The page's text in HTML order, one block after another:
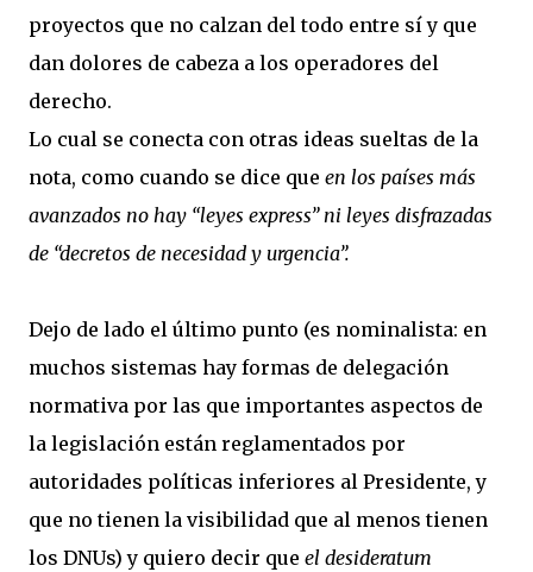
proyectos que no calzan del todo entre sí y que
dan dolores de cabeza a los operadores del
derecho.
Lo cual se conecta con otras ideas sueltas de la
nota, como cuando se dice que en los países más
avanzados no hay “leyes express” ni leyes disfrazadas
de “decretos de necesidad y urgencia”.
Dejo de lado el último punto (es nominalista: en
muchos sistemas hay formas de delegación
normativa por las que importantes aspectos de
la legislación están reglamentados por
autoridades políticas inferiores al Presidente, y
que no tienen la visibilidad que al menos tienen
los DNUs) y quiero decir que el desideratum